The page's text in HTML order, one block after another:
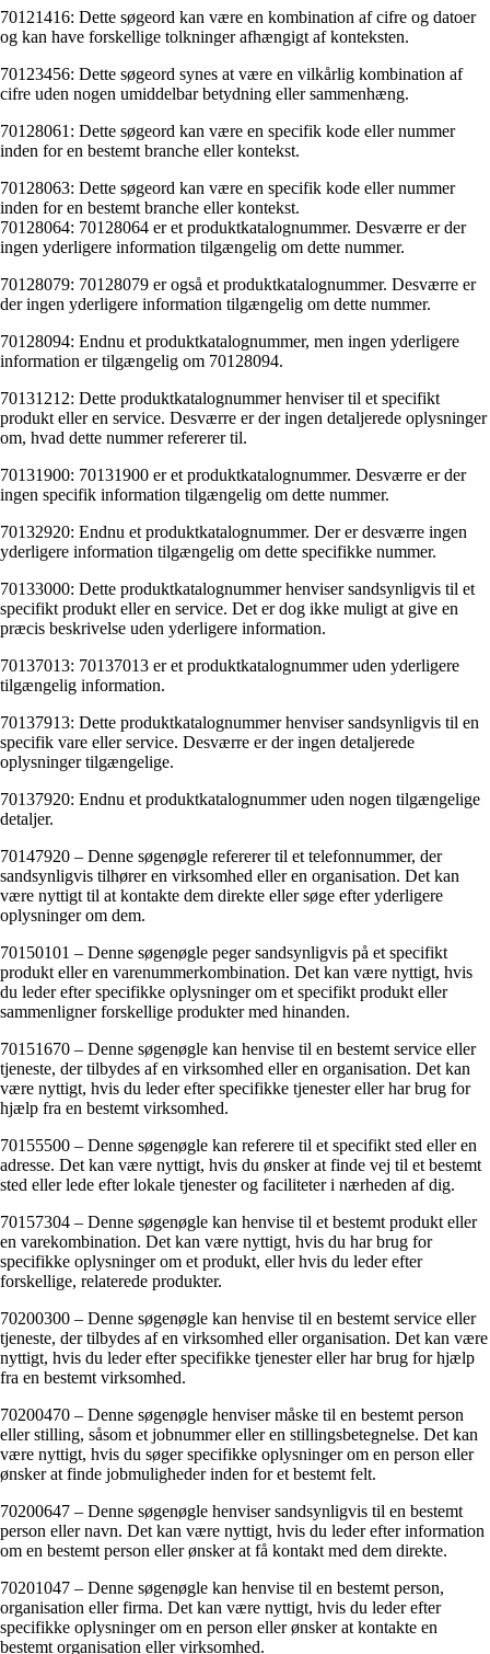
70121416: Dette søgeord kan være en kombination af cifre og datoer
og kan have forskellige tolkninger afhængigt af konteksten.
70123456: Dette søgeord synes at være en vilkårlig kombination af
cifre uden nogen umiddelbar betydning eller sammenhæng.
70128061: Dette søgeord kan være en specifik kode eller nummer
inden for en bestemt branche eller kontekst.
70128063: Dette søgeord kan være en specifik kode eller nummer
inden for en bestemt branche eller kontekst.
70128064: 70128064 er et produktkatalognummer. Desværre er der
ingen yderligere information tilgængelig om dette nummer.
70128079: 70128079 er også et produktkatalognummer. Desværre er
der ingen yderligere information tilgængelig om dette nummer.
70128094: Endnu et produktkatalognummer, men ingen yderligere
information er tilgængelig om 70128094.
70131212: Dette produktkatalognummer henviser til et specifikt
produkt eller en service. Desværre er der ingen detaljerede oplysninger
om, hvad dette nummer refererer til.
70131900: 70131900 er et produktkatalognummer. Desværre er der
ingen specifik information tilgængelig om dette nummer.
70132920: Endnu et produktkatalognummer. Der er desværre ingen
yderligere information tilgængelig om dette specifikke nummer.
70133000: Dette produktkatalognummer henviser sandsynligvis til et
specifikt produkt eller en service. Det er dog ikke muligt at give en
præcis beskrivelse uden yderligere information.
70137013: 70137013 er et produktkatalognummer uden yderligere
tilgængelig information.
70137913: Dette produktkatalognummer henviser sandsynligvis til en
specifik vare eller service. Desværre er der ingen detaljerede
oplysninger tilgængelige.
70137920: Endnu et produktkatalognummer uden nogen tilgængelige
detaljer.
70147920 – Denne søgenøgle refererer til et telefonnummer, der
sandsynligvis tilhører en virksomhed eller en organisation. Det kan
være nyttigt til at kontakte dem direkte eller søge efter yderligere
oplysninger om dem.
70150101 – Denne søgenøgle peger sandsynligvis på et specifikt
produkt eller en varenummerkombination. Det kan være nyttigt, hvis
du leder efter specifikke oplysninger om et specifikt produkt eller
sammenligner forskellige produkter med hinanden.
70151670 – Denne søgenøgle kan henvise til en bestemt service eller
tjeneste, der tilbydes af en virksomhed eller en organisation. Det kan
være nyttigt, hvis du leder efter specifikke tjenester eller har brug for
hjælp fra en bestemt virksomhed.
70155500 – Denne søgenøgle kan referere til et specifikt sted eller en
adresse. Det kan være nyttigt, hvis du ønsker at finde vej til et bestemt
sted eller lede efter lokale tjenester og faciliteter i nærheden af dig.
70157304 – Denne søgenøgle kan henvise til et bestemt produkt eller
en varekombination. Det kan være nyttigt, hvis du har brug for
specifikke oplysninger om et produkt, eller hvis du leder efter
forskellige, relaterede produkter.
70200300 – Denne søgenøgle kan henvise til en bestemt service eller
tjeneste, der tilbydes af en virksomhed eller organisation. Det kan være
nyttigt, hvis du leder efter specifikke tjenester eller har brug for hjælp
fra en bestemt virksomhed.
70200470 – Denne søgenøgle henviser måske til en bestemt person
eller stilling, såsom et jobnummer eller en stillingsbetegnelse. Det kan
være nyttigt, hvis du søger specifikke oplysninger om en person eller
ønsker at finde jobmuligheder inden for et bestemt felt.
70200647 – Denne søgenøgle henviser sandsynligvis til en bestemt
person eller navn. Det kan være nyttigt, hvis du leder efter information
om en bestemt person eller ønsker at få kontakt med dem direkte.
70201047 – Denne søgenøgle kan henvise til en bestemt person,
organisation eller firma. Det kan være nyttigt, hvis du leder efter
specifikke oplysninger om en person eller ønsker at kontakte en
bestemt organisation eller virksomhed.